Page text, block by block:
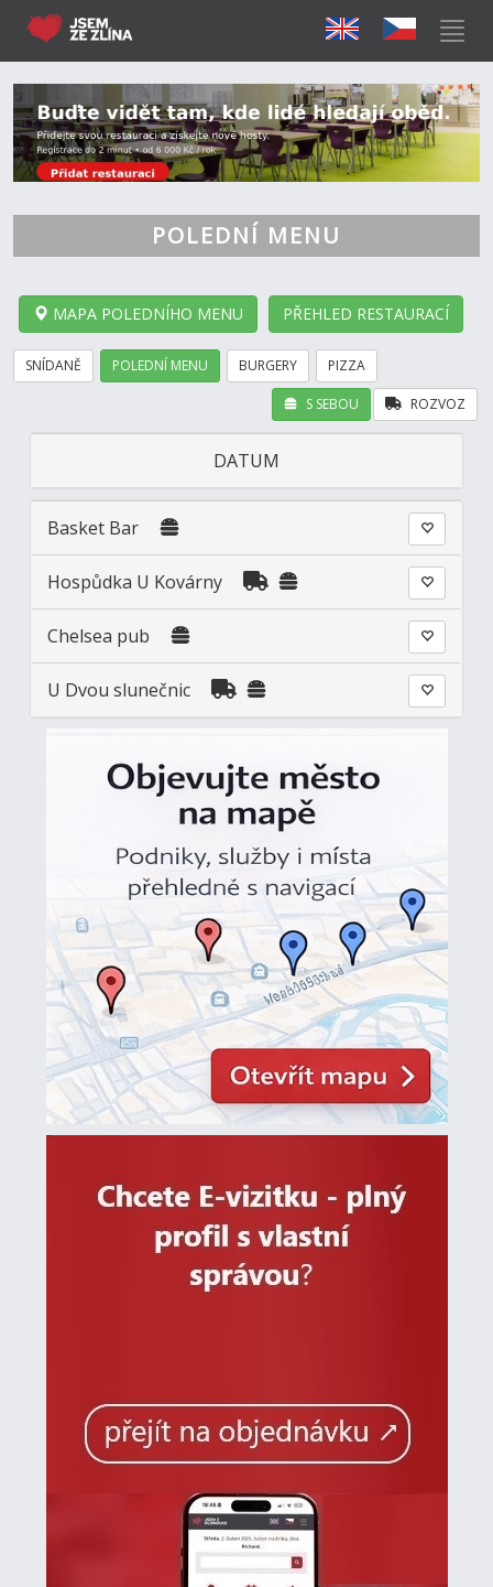
POLEDNÍ MENU
MAPA POLEDNÍHO MENU PŘEHLED RESTAURACÍ
SNÍDANĚ POLEDNÍ MENU BURGERY PIZZA
ROZVOZ
S SEBOU
DATUM
Basket Bar
Hospůdka U Kovárny
Chelsea pub
U Dvou slunečnic